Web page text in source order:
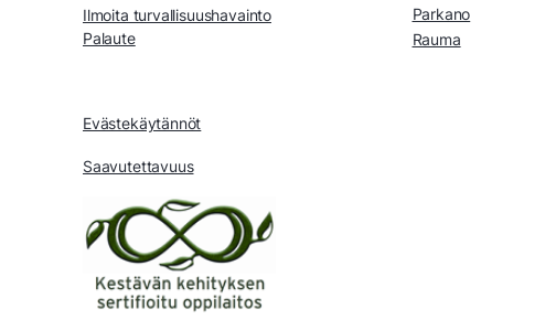
Ilmoita turvallisuushavainto
Palaute
Evästekäytännöt
Saavutettavuus
Parkano
Rauma